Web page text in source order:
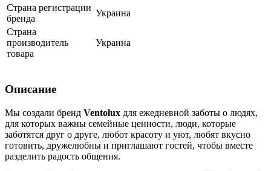
Страна регистрации
бренда
Украина
Страна
производитель
товара
Украина
Описание
Мы создали бренд Ventolux для ежедневной заботы о людях,
для которых важны семейные ценности, люди, которые
заботятся друг о друге, любот красоту и уют, любят вкусно
готовить, дружелюбны и приглашают гостей, чтобы вместе
разделить радость общения.